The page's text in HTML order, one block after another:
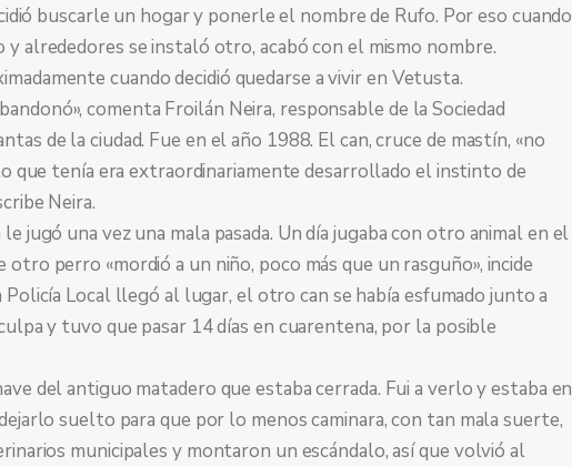
buscarle un hogar y ponerle el nombre de Rufo. Por eso cuando
y alrededores se instaló otro, acabó con el mismo nombre.
cuando decidió quedarse a vivir en Vetusta.
comenta Froilán Neira, responsable de la Sociedad
de la ciudad. Fue en el año 1988. El can, cruce de mastín, «no
que tenía era extraordinariamente desarrollado el instinto de
Neira.
jugó una vez una mala pasada. Un día jugaba con otro animal en el
otro perro «mordió a un niño, poco más que un rasguño», incide
Policía Local llegó al lugar, el otro can se había esfumado junto a
y tuvo que pasar 14 días en cuarentena, por la posible
del antiguo matadero que estaba cerrada. Fui a verlo y estaba en
suelto para que por lo menos caminara, con tan mala suerte,
municipales y montaron un escándalo, así que volvió al